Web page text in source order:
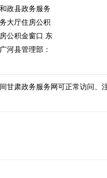
政县政务服务
大厅住房公积
公积金窗口 东
河县管理部：
甘肃政务服务网可正常访问、